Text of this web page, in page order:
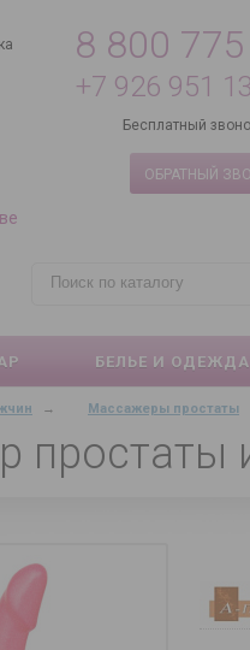
8 800
+7 926 951
Бесплатный
ОБРАТНЫЙ
БЕЛЬЕ И ОДЕЖДА
→ Массажеры простаты
простаты